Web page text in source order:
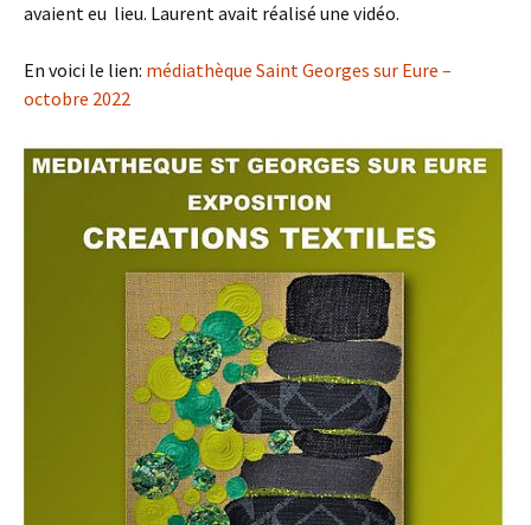
avaient eu lieu. Laurent avait réalisé une vidéo.
En voici le lien: médiathèque Saint Georges sur Eure –
octobre 2022